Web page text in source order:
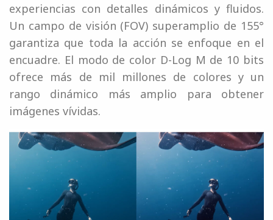
experiencias con detalles dinámicos y fluidos.
Un campo de visión (FOV) superamplio de 155°
garantiza que toda la acción se enfoque en el
encuadre. El modo de color D-Log M de 10 bits
ofrece más de mil millones de colores y un
rango dinámico más amplio para obtener
imágenes vívidas.